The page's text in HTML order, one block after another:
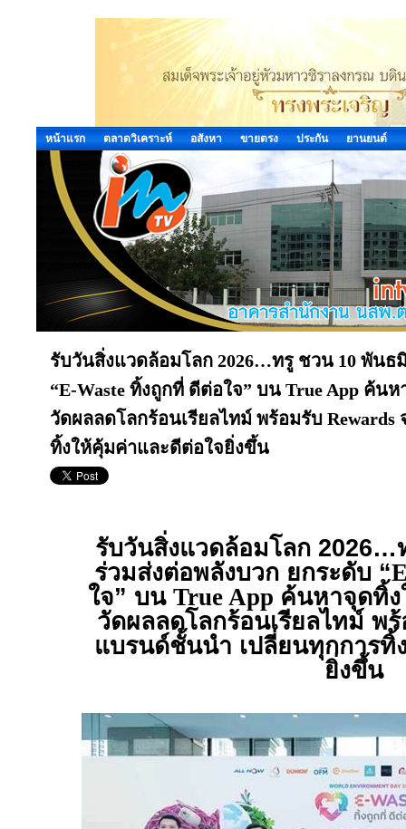
หน้าแรก ตลาดวิเคราะห์ อสังหา ขายตรง ประกัน ยานยนต์
รับวันสิ่งแวดล้อมโลก 2026…ทรู ชวน 10 พันธ
“E-Waste ทิ้งถูกที่ ดีต่อใจ” บน True App ค้น
วัดผลลดโลกร้อนเรียลไทม์ พร้อมรับ
ทิ้งให้คุ้มค่าและดีต่อใจยิ่งขึ้น
รับวันสิ่งแวดล้อมโลก
ร่วมส่งต่อพลังบวก ยกระดับ “
ใจ” บน True App ค้นหาจุดทิ้
วัดผลลดโลกร้อนเรียลไทม์ พ
แบรนด์ชั้นนำ เปลี่ยนทุกการทิ้
ยิ่งขึ้น